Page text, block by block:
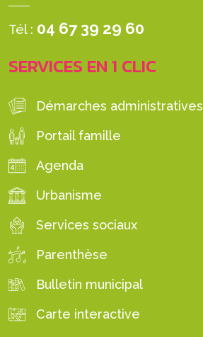
Tél : 04 67 39 29 60
SERVICES EN 1 CLIC
Démarches administratives
Portail famille
Agenda
Urbanisme
Services sociaux
Parenthèse
Bulletin municipal
Carte interactive